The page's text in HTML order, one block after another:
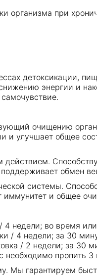
организма при
детоксикации,
энергии и
очищению
и улучшает общее
обмен
системы.
и общее
4 недели; во время
/ 4 недели; за 30
/ 2 недели; за
необходимо пропить
гарантируем